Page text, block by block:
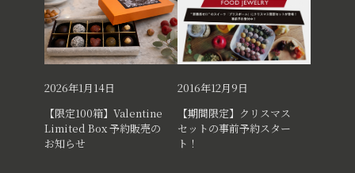
2026年1月14日
【限定100箱】Valentine
Limited Box 予約販売の
お知らせ
2016年12月9日
【期間限定】クリスマス
セットの事前予約スター
ト！